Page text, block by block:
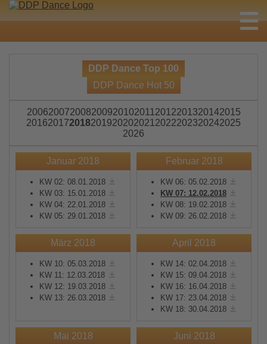
DDP Dance Top 100
DDP Dance Hot 50
200620072008200920102011 2012201320142015
201620172018201920202021 2022202320242025
2026
Januar 2018
KW 02: 08.01.2018
KW 03: 15.01.2018
KW 04: 22.01.2018
KW 05: 29.01.2018
Februar 2018
KW 06: 05.02.2018
KW 07: 12.02.2018
KW 08: 19.02.2018
KW 09: 26.02.2018
März 2018
KW 10: 05.03.2018
KW 11: 12.03.2018
KW 12: 19.03.2018
KW 13: 26.03.2018
April 2018
KW 14: 02.04.2018
KW 15: 09.04.2018
KW 16: 16.04.2018
KW 17: 23.04.2018
KW 18: 30.04.2018
Mai 2018 Juni 2018